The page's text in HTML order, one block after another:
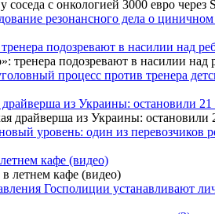
резонансного дела о
подозревают в насилии над
процесс против тренера
из Украины: остановили 21
уровень: один из перевозчиков
кафе (видео)
Госполиции устанавливают